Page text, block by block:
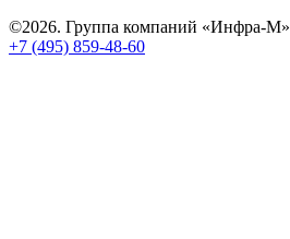
©2026. Группа компаний «Инфра-М»
+7 (495) 859-48-60